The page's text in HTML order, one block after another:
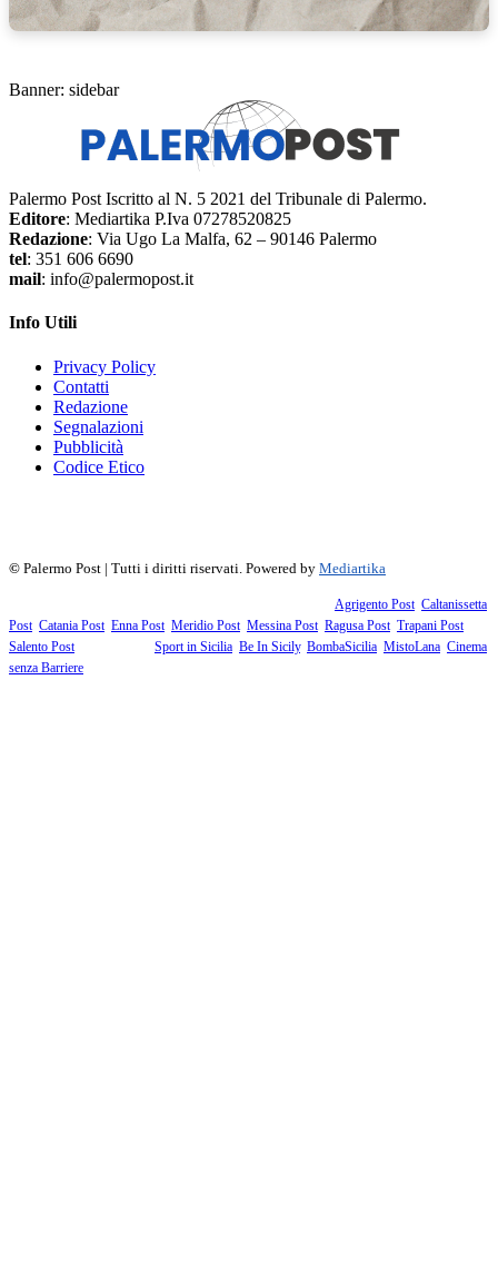
Banner: sidebar
Palermo Post Iscritto al N. 5 2021 del Tribunale di Palermo.
Editore: Mediartika P.Iva 07278520825
Redazione: Via Ugo La Malfa, 62 – 90146 Palermo
tel: 351 606 6690
mail: info@palermopost.it
Info Utili
Privacy Policy
Contatti
Redazione
Segnalazioni
Pubblicità
Codice Etico
© Palermo Post | Tutti i diritti riservati. Powered by Mediartika
Agrigento Post, Caltanissetta
Post, Catania Post, Enna Post, Meridio Post, Messina Post, Ragusa Post, Trapani Post,
Salento Post. I siti tematici: Sport in Sicilia Be In Sicily, BombaSicilia MistoLana Cinema
senza Barriere